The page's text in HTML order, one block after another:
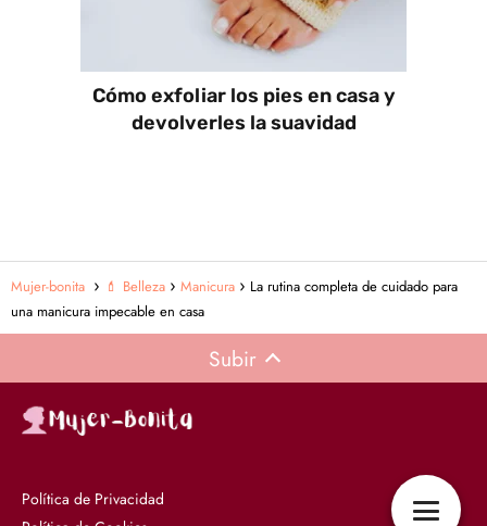
Cómo exfoliar los pies en casa y
devolverles la suavidad
Mujer-bonita 💄 Belleza Manicura
La rutina completa de cuidado para
una manicura impecable en casa
Subir
Política de Privacidad